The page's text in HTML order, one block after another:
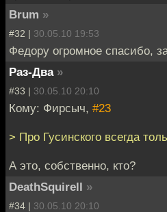
Brum »
#32 | 30.05.10 19:53
Федору огромное спасибо,
Раз-Два »
#33 | 30.05.10 20:10
Кому: Фирсыч, #23
> Про Гусинского всегда
А это, собственно, кто?
DeathSquirell »
#34 | 30.05.10 20:10